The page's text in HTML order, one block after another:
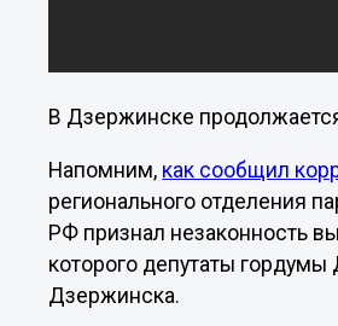
В Дзержинске
Напомним, как сообщил
регионального отделения
РФ признал незаконность
которого депутаты
Дзержинска.